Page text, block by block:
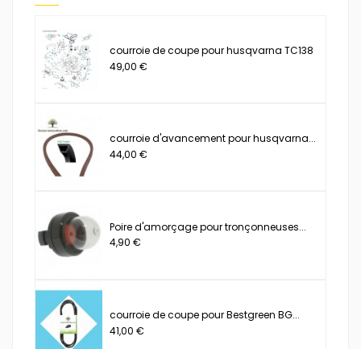
courroie de coupe pour husqvarna TC138
49,00 €
courroie d'avancement pour husqvarna...
44,00 €
Poire d'amorçage pour tronçonneuses...
4,90 €
courroie de coupe pour Bestgreen BG...
41,00 €